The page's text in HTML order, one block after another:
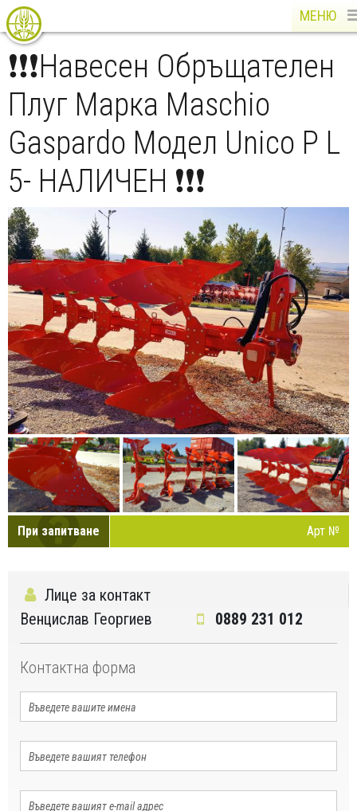
МЕНЮ
❗❗❗Навесен Обръщателен
Плуг Марка Maschio
Gaspardo Модел Unico P L
5- НАЛИЧЕН ❗❗❗
При запитване Арт №
Лице за контакт
Венцислав Георгиев
0889 231 012
Контактна форма